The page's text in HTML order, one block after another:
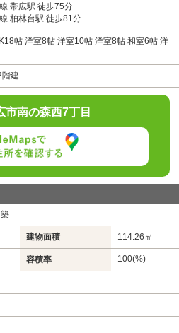
帯広駅 徒歩75分
柏林台駅 徒歩81分
帖 洋室8帖 洋室10帖 洋室8帖 和室6帖 洋
階建
市南の森西7丁目
建物面積 114.26㎡
容積率 100(%)